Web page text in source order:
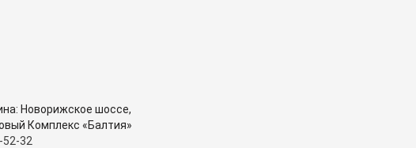
Новорижское шоссе,
Комплекс «Балтия»
52-32